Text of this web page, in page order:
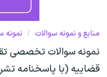
منابع و نمونه سوالات / نمونه
نمونه سوالات تخصصی
قضاییه (با پاسخنامه